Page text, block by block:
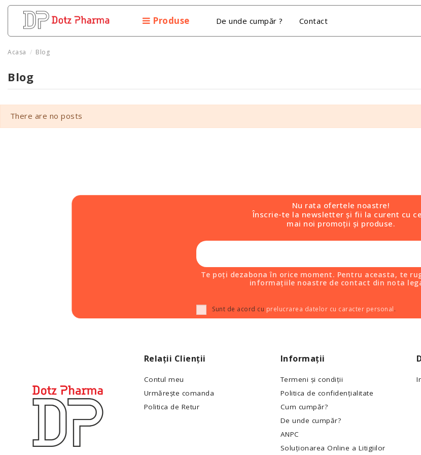
Produse De unde cumpăr ? Contact
Acasa Blog
Blog
There are no posts
Nu rata ofertele noastre!
Înscrie-te la newsletter și fii la curent cu
mai noi promoții și produse.
Te poți dezabona în orice moment. Pentru aceasta, te
informațiile noastre de contact din nota
Sunt de acord cu prelucrarea datelor cu caracter personal.
Relații Clienții
Contul meu
Urmărește comanda
Politica de Retur
Informații
Termeni și condiții
Politica de confidențialitate
Cum cumpăr?
De unde cumpăr?
ANPC
Soluționarea Online a Litigiilor